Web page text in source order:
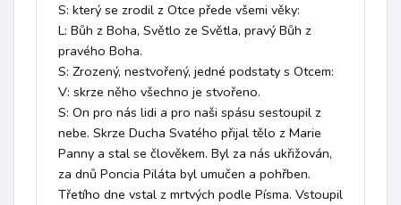
S: který se zrodil z Otce přede všemi věky:
L: Bůh z Boha, Světlo ze Světla, pravý Bůh z
pravého Boha.
S: Zrozený, nestvořený, jedné podstaty s Otcem:
V: skrze něho všechno je stvořeno.
S: On pro nás lidi a pro naši spásu sestoupil z
nebe. Skrze Ducha Svatého přijal tělo z Marie
Panny a stal se člověkem. Byl za nás ukřižován,
za dnů Poncia Piláta byl umučen a pohřben.
Třetího dne vstal z mrtvých podle Písma. Vstoupil